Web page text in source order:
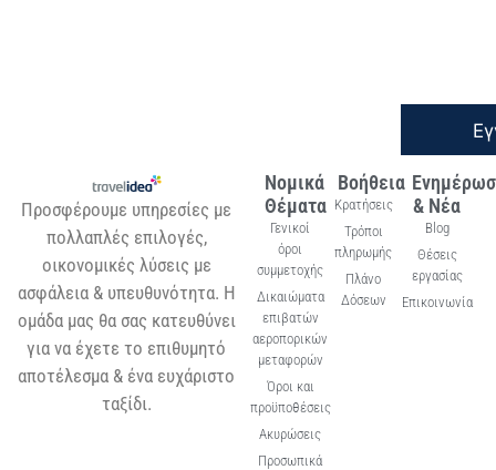
Προσφέρουμε υπηρεσίες με
πολλαπλές επιλογές,
οικονομικές λύσεις με
ασφάλεια & υπευθυνότητα. Η
ομάδα μας θα σας κατευθύνει
για να έχετε το επιθυμητό
αποτέλεσμα & ένα ευχάριστο
ταξίδι.
Νομικά
Θέματα
Γενικοί
όροι
συμμετοχής
Δικαιώματα
επιβατών
αεροπορικών
μεταφορών
Όροι και
προϋποθέσεις
Ακυρώσεις
Προσωπικά
Βοήθεια
Κρατήσεις
Τρόποι
πληρωμής
Πλάνο
Δόσεων
& Νέα
Blog
Θέσεις
εργασίας
Επικοινωνία